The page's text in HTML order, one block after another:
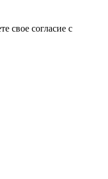
свое согласие с